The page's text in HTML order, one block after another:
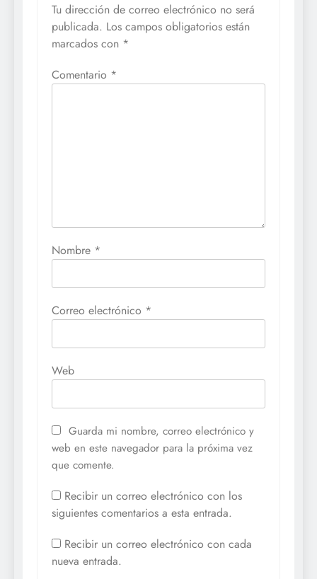
Tu dirección de correo electrónico no será
publicada. Los campos obligatorios están
marcados con *
Comentario *
Nombre *
Correo electrónico *
Web
Guarda mi nombre, correo electrónico y
web en este navegador para la próxima vez
que comente.
Recibir un correo electrónico con los
siguientes comentarios a esta entrada.
Recibir un correo electrónico con cada
nueva entrada.